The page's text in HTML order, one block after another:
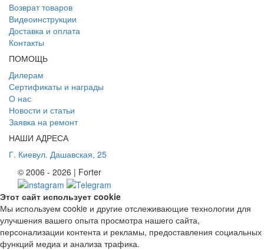
Возврат товаров
Видеоинструкции
Доставка и оплата
Контакты
ПОМОЩЬ
Дилерам
Сертификаты и награды
О нас
Новости и статьи
Заявка на ремонт
НАШИ АДРЕСА
Г. Киевул. Дашавская, 25
© 2006 - 2026 | Forter
Этот сайт использует cookie
Мы используем cookie и другие отслеживающие технологии для
улучшения вашего опыта просмотра нашего сайта,
персонализации контента и рекламы, предоставления социальных
функций медиа и анализа трафика.